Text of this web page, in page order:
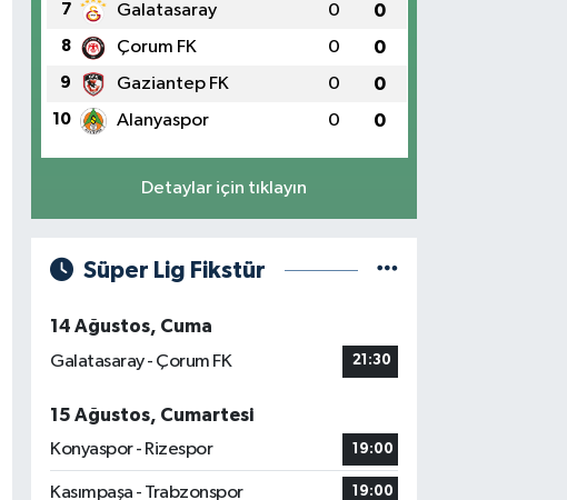
7 Galatasaray 0 0
8 Çorum FK 0 0
9 Gaziantep FK 0 0
10 Alanyaspor 0 0
Detaylar için tıklayın
Süper Lig Fikstür
14 Ağustos, Cuma
Galatasaray - Çorum FK
21:30
15 Ağustos, Cumartesi
Konyaspor - Rizespor
19:00
Kasımpaşa - Trabzonspor 19:00